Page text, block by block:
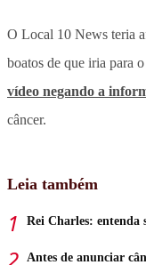
O Local 10 News teria
boatos de que iria para
vídeo negando a
câncer.
Leia também
Rei Charles: entenda
Antes de anunciar